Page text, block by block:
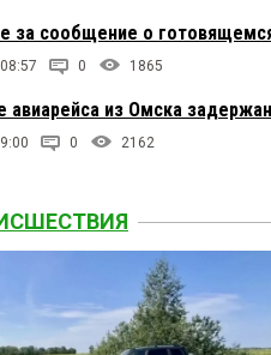
за сообщение о
0 1865
авиарейса из Омска
0 2162